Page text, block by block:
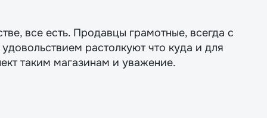
все есть. Продавцы грамотные, всегда с
растолкуют что куда и для
таким магазинам и уважение.